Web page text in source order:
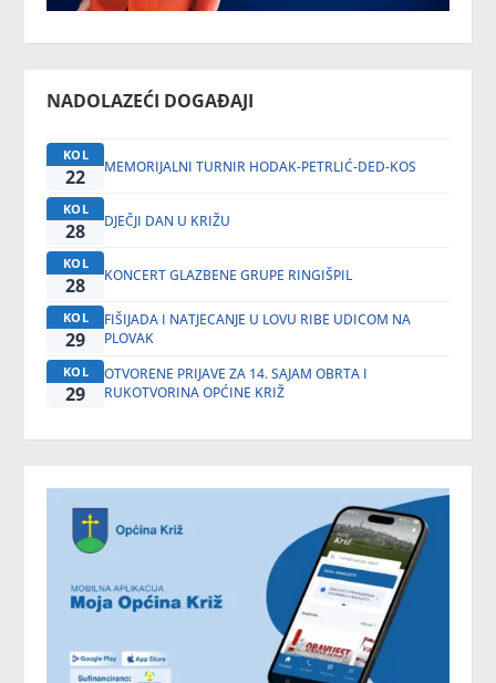
NADOLAZEĆI DOGAĐAJI
KOL
22 MEMORIJALNI TURNIR HODAK-PETRLIĆ-DED-KOS
KOL
28 DJEČJI DAN U KRIŽU
KOL
28 KONCERT GLAZBENE GRUPE RINGIŠPIL
KOL
29
FIŠIJADA I NATJECANJE U LOVU RIBE UDICOM NA
PLOVAK
KOL
29
OTVORENE PRIJAVE ZA 14. SAJAM OBRTA I
RUKOTVORINA OPĆINE KRIŽ